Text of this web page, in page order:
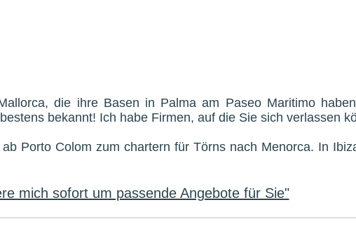
die ihre Basen in Palma am Paseo Maritimo
bekannt! Ich habe Firmen, auf die Sie sich verlassen
Porto Colom zum chartern für Törns nach Menorca. In
mich sofort um passende Angebote für Sie"